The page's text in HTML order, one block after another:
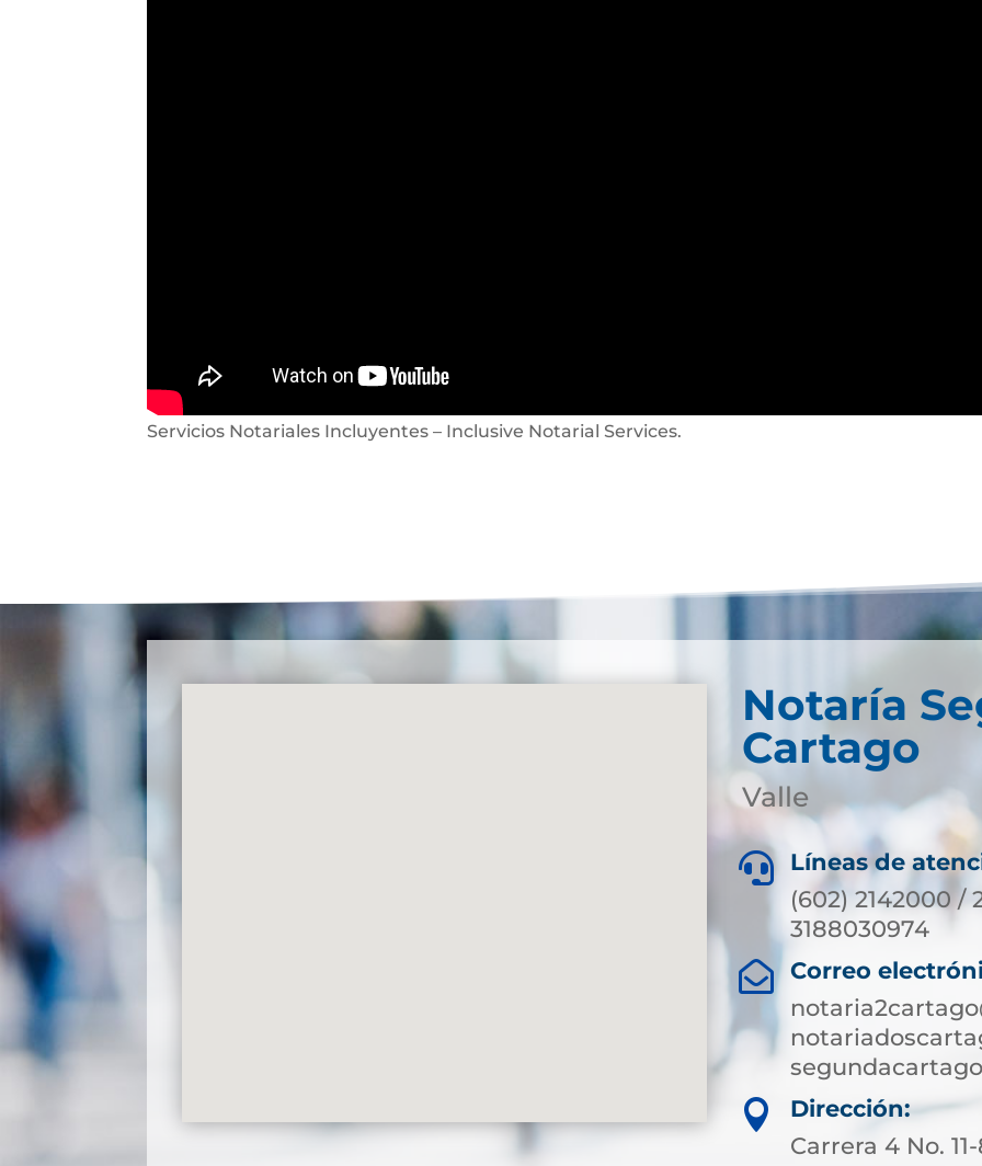
Servicios Notariales Incluyentes – Inclusive Notarial Services.
Notaría
Cartago
Valle

Líneas de
(602) 2142000 /
3188030974

Correo

Dirección:
Carrera 4 No.